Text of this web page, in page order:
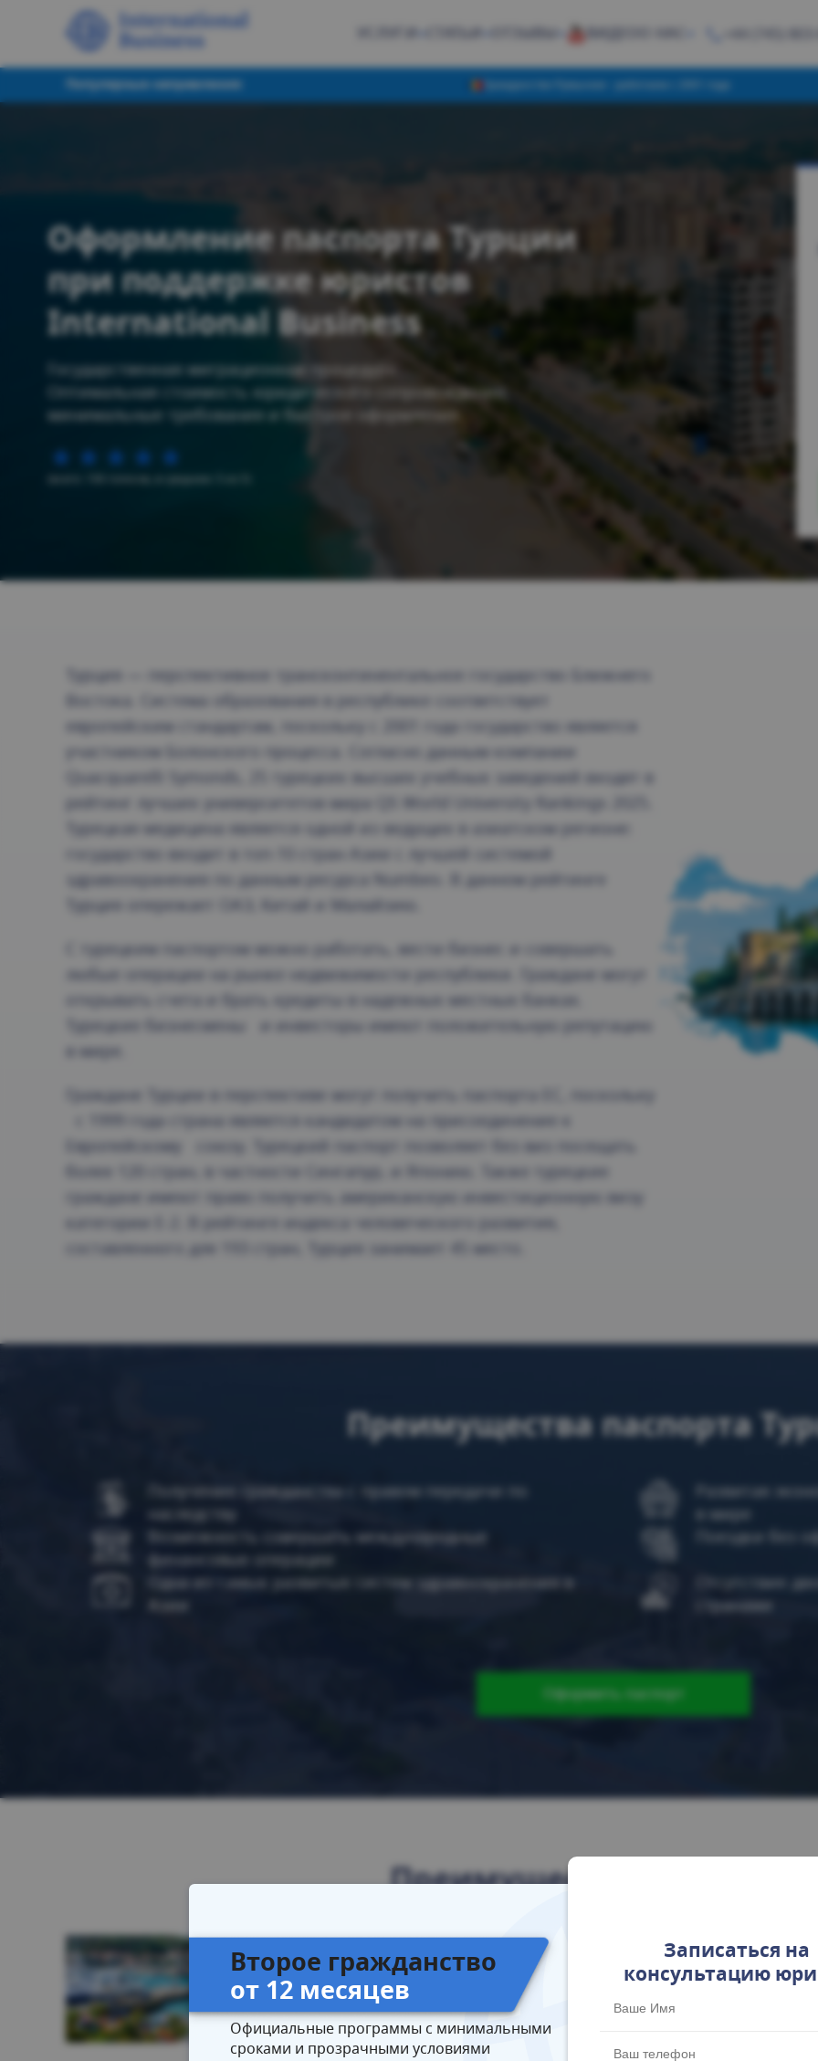
ВИДЕО
Популярные направления: Гражданство Румынии - работаем с 2001 года
Оформление паспорта Турции
при поддержке юристов
International Business
Государственная миграционная процедура.
Оптимальная стоимость юридического сопровождения,
минимальные требования и быстрое оформление.
Турция — перспективное трансконтинентальное государство Ближнего
Востока. Система образования в республике соответствует
европейским стандартам, поскольку с 2001 года государство является
участником Болонского процесса. Согласно данным компании
Quacquarelli Symonds, 25 турецких высших учебных заведений входят в
рейтинг лучших университетов мира QS World University Rankings 2025.
Турецкая медицина является одной из ведущих в азиатском регионе:
государство входит в топ-10 стран Азии с лучшей системой
здравоохранения по данным ресурса Numbeo. В данном рейтинге
Турция опережает ОАЭ, Китай и Малайзию.
С турецким паспортом можно работать, вести бизнес и совершать
любые операции на рынке недвижимости республики. Граждане могут
открывать счета и брать кредиты в надежных местных банках.
Турецкие бизнесмены и инвесторы имеют положительную репутацию
в мире.
Граждане Турции в перспективе могут получить паспорта ЕС, поскольку
с 1999 года страна является кандидатом на присоединение к
Европейскому союзу. Турецкий паспорт позволяет без виз посещать
более 120 стран, в частности Сингапур, и Японию. Также турецкие
граждане имеют право получить американскую инвестиционную визу
категории E-2. В рейтинге индекса человеческого развития,
составленного для 193 стран, Турция занимает 45 место.
Преимущества паспорта
Получение гражданства с правом передачи по
наследству
Развитая
в мире
Возможность совершать международные
финансовые операции
Поездки без
Одна из самых развитых систем здравоохранения в
Азии
Отсутствие
странами
Оформить паспорт
Преимущества программы
Второе гражданство
от 12 месяцев
Официальные программы с минимальными
сроками и прозрачными условиями
Записаться на
консультацию